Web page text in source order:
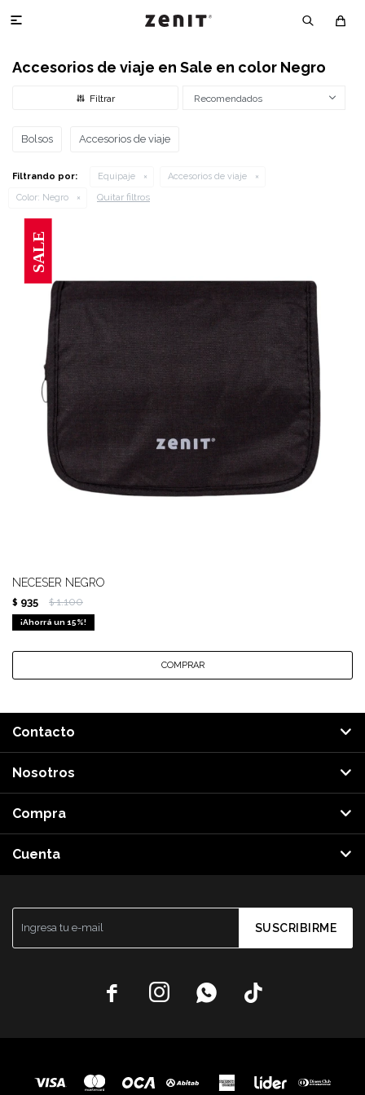

Accesorios de viaje en Sale en color Negro
Recomendados
Bolsos Accesorios de viaje
Filtrando por: Equipaje
Accesorios de viaje
Color: Negro Quitar filtros
NECESER NEGRO
$ 935 $ 1.100
15
SUSCRIBIRME
   
Contacto
Nosotros
Compra
Cuenta